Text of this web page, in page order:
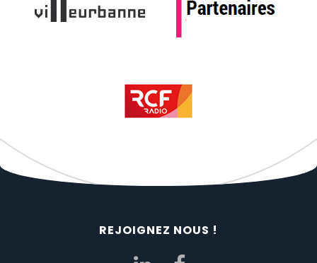
REJOIGNEZ NOUS !